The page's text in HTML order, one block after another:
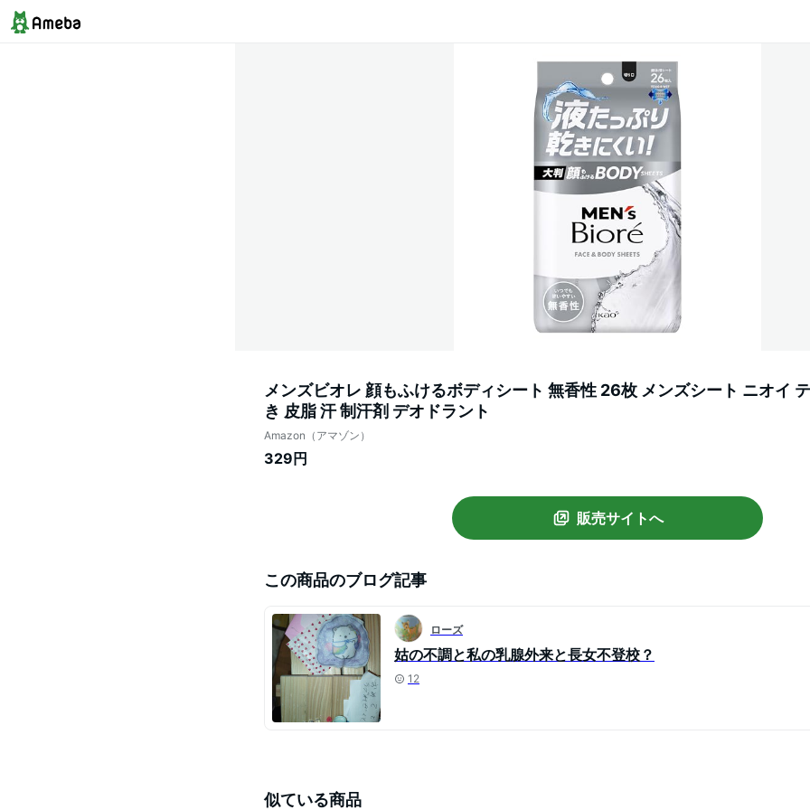
メンズビオレ 顔もふけるボディシート 無香性 26枚 メンズシート ニオイ
き 皮脂 汗 制汗剤 デオドラント
Amazon（アマゾン）
329円
販売サイトへ
この商品のブログ記事
ローズ
姑の不調と私の乳腺外来と長女不登校？
12
似ている商品